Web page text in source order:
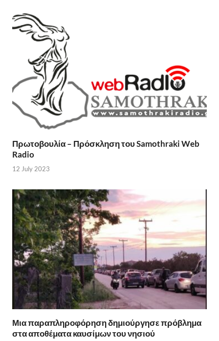
Πρωτοβουλία – Πρόσκληση του Samothraki Web
Radio
12 July 2023
Μια παραπληροφόρηση δημιούργησε πρόβλημα
στα αποθέματα καυσίμων του νησιού